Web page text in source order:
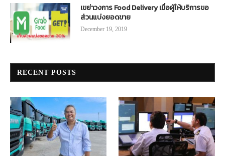
เขย่าวงการ Food Delivery เมื่อผู้ให้บริการขอ
ส่วนแบ่งยอดขาย
December 19, 2019
RECENT POSTS